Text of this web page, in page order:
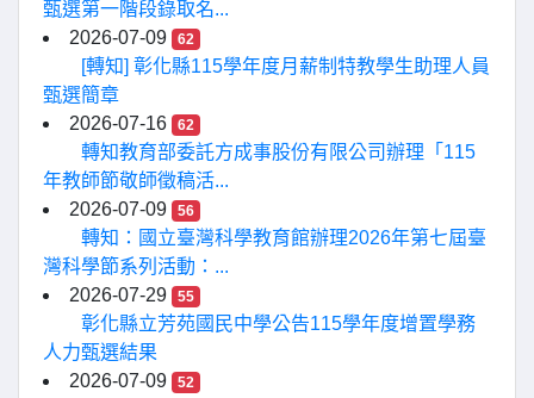
甄選第一階段錄取名...
2026-07-09
62
[轉知] 彰化縣115學年度月薪制特教學生助理人員
甄選簡章
2026-07-16
62
轉知教育部委託方成事股份有限公司辦理「115
年教師節敬師徵稿活...
2026-07-09
56
轉知：國立臺灣科學教育館辦理2026年第七屆臺
灣科學節系列活動：...
2026-07-29
55
彰化縣立芳苑國民中學公告115學年度增置學務
人力甄選結果
2026-07-09
52